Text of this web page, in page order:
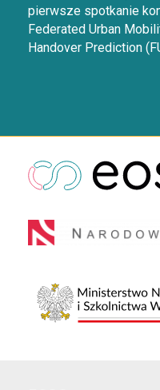
pierwsze spotkanie
Federated Urban
Handover Prediction